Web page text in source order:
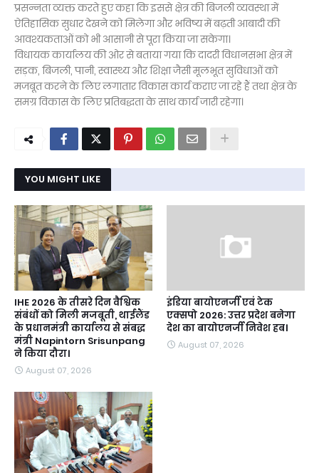
प्रसन्नता व्यक्त करते हुए कहा कि इससे क्षेत्र की बिजली व्यवस्था में
ऐतिहासिक सुधार देखने को मिलेगा और भविष्य में बढ़ती आबादी की
आवश्यकताओं को भी आसानी से पूरा किया जा सकेगा।
विधायक कार्यालय की ओर से बताया गया कि दादरी विधानसभा क्षेत्र में
सड़क, बिजली, पानी, स्वास्थ्य और शिक्षा जैसी मूलभूत सुविधाओं को
मजबूत करने के लिए लगातार विकास कार्य कराए जा रहे हैं तथा क्षेत्र के
समग्र विकास के लिए प्रतिबद्धता के साथ कार्य जारी रहेगा।
YOU MIGHT LIKE
IHE 2026 के तीसरे दिन वैश्विक
संबंधों को मिली मजबूती, थाईलैंड
के प्रधानमंत्री कार्यालय से संबद्ध
मंत्री Napintorn Srisunpang
ने किया दौरा।
August 07, 2026
इंडिया बायोएनर्जी एवं टेक
एक्सपो 2026: उत्तर प्रदेश बनेगा
देश का बायोएनर्जी निवेश हब।
August 07, 2026